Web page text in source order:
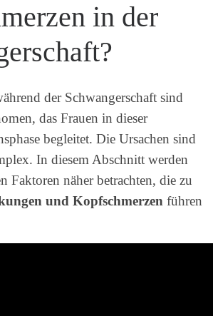
in der
der Schwangerschaft sind
das Frauen in dieser
begleitet. Die Ursachen sind
In diesem Abschnitt werden
Faktoren näher betrachten, die zu
und Kopfschmerzen führen